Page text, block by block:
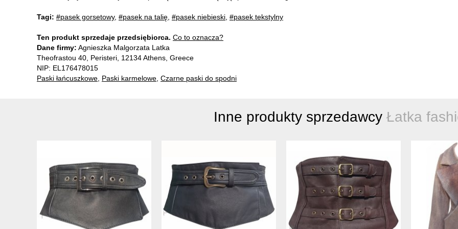
Tagi: #pasek gorsetowy, #pasek na talię #pasek niebieski #pasek tekstylny
Ten produkt sprzedaje przedsiębiorca. Co to oznacza?
Dane firmy: Agnieszka Malgorzata Latka
Theofrastou 40, Peristeri, 12134 Athens, Greece
NIP: EL176478015
Paski łańcuszkowe Paski karmelowe Czarne paski do spodni
Inne produkty sprzedawcy Łatka